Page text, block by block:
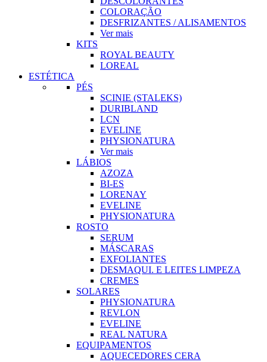
COLORAÇÃO
DESFRIZANTES / ALISAMENTOS
Ver mais
KITS
ROYAL BEAUTY
LOREAL
ESTÉTICA
PÉS
SCINIE (STALEKS)
DURIBLAND
LCN
EVELINE
PHYSIONATURA
Ver mais
LÁBIOS
AZOZA
BI-ES
LORENAY
EVELINE
PHYSIONATURA
ROSTO
SERUM
MÁSCARAS
EXFOLIANTES
DESMAQUI. E LEITES LIMPEZA
CREMES
SOLARES
PHYSIONATURA
REVLON
EVELINE
REAL NATURA
EQUIPAMENTOS
AQUECEDORES CERA